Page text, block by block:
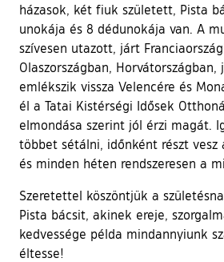
házasok, két fiuk született, Pista
unokája és 8 dédunokája van. A
szívesen utazott, járt
Olaszországban, Horvátországban,
emlékszik vissza Velencére és
él a Tatai Kistérségi Idősek
elmondása szerint jól érzi magát.
többet sétálni, időnként részt vesz
és minden héten rendszeresen a
Szeretettel köszöntjük a
Pista bácsit, akinek ereje,
kedvessége példa mindannyiunk
éltesse!